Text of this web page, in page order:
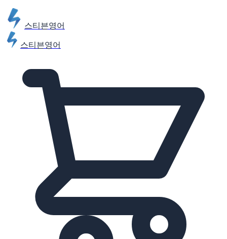
스티븐영어
스티븐영어